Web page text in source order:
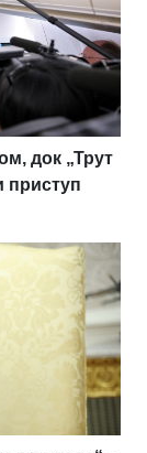
док „Трут
приступ